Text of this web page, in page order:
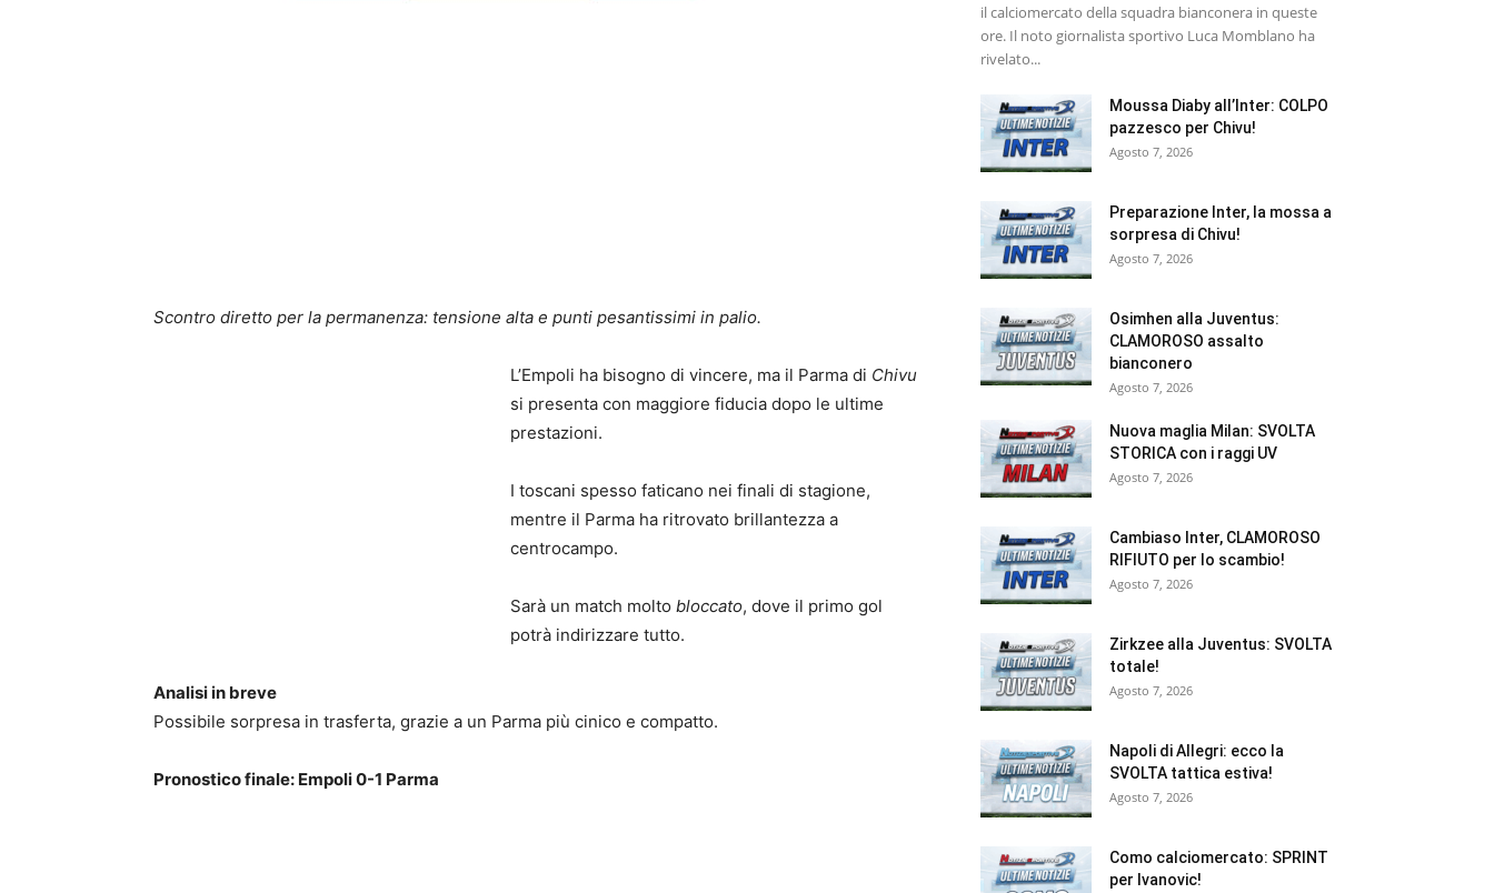
Scontro diretto per la permanenza: tensione alta e punti pesantissimi in palio.
L’Empoli ha bisogno di vincere, ma il Parma di Chivu
si presenta con maggiore fiducia dopo le ultime
prestazioni.
I toscani spesso faticano nei finali di stagione,
mentre il Parma ha ritrovato brillantezza a
centrocampo.
Sarà un match molto bloccato, dove il primo gol
potrà indirizzare tutto.
Analisi in breve
Possibile sorpresa in trasferta, grazie a un Parma più cinico e compatto.
Pronostico finale: Empoli 0-1 Parma
il calciomercato della squadra bianconera in queste
ore. Il noto giornalista sportivo Luca Momblano ha
rivelato...
Moussa Diaby all’Inter: COLPO
pazzesco per Chivu!
Agosto 7, 2026
Preparazione Inter, la mossa a
sorpresa di Chivu!
Agosto 7, 2026
Osimhen alla Juventus:
CLAMOROSO assalto
bianconero
Agosto 7, 2026
Nuova maglia Milan: SVOLTA
STORICA con i raggi UV
Agosto 7, 2026
Cambiaso Inter, CLAMOROSO
RIFIUTO per lo scambio!
Agosto 7, 2026
Zirkzee alla Juventus: SVOLTA
totale!
Agosto 7, 2026
Napoli di Allegri: ecco la
SVOLTA tattica estiva!
Agosto 7, 2026
Como calciomercato: SPRINT
per Ivanovic!